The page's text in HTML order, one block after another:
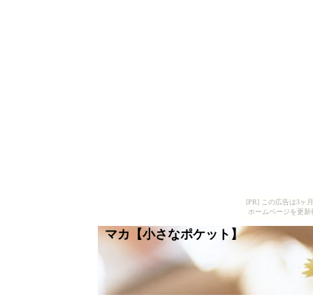
[PR] この広告は3ヶ
ホームページを更
マカ【小さなポケット】